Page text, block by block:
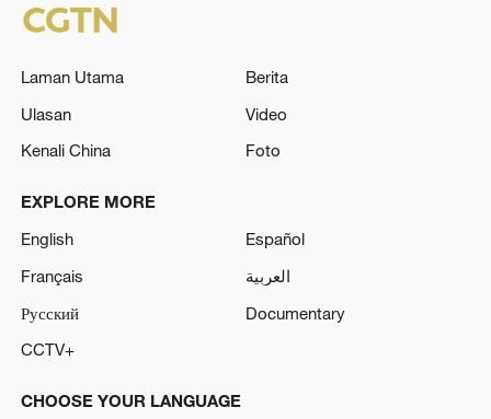
Laman Utama
Berita
Ulasan
Video
Kenali China
Foto
EXPLORE MORE
English
Español
Français
العربية
Русский
Documentary
CCTV+
CHOOSE YOUR LANGUAGE